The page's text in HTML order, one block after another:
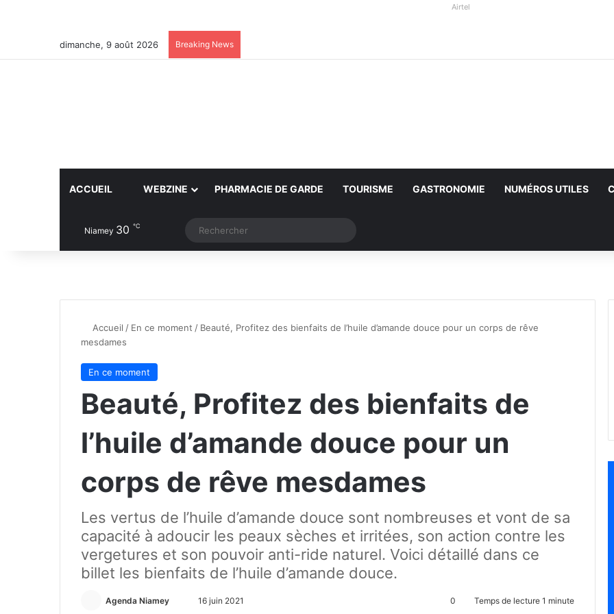
Airtel
dimanche, 9 août 2026 Breaking News
ACCUEIL WEBZINE PHARMACIE DE GARDE TOURISME GASTRONOMIE NUMÉROS UTILES
Niamey 30 ℃ Article Aléatoire
Switch skin
Accueil / En ce moment / Beauté, Profitez des bienfaits de l’huile d’amande douce pour un corps de rêve
mesdames
En ce moment
Beauté, Profitez des bienfaits de
l’huile d’amande douce pour un
corps de rêve mesdames
Les vertus de l’huile d’amande douce sont nombreuses et vont de sa
capacité à adoucir les peaux sèches et irritées, son action contre les
vergetures et son pouvoir anti-ride naturel. Voici détaillé dans ce
billet les bienfaits de l’huile d’amande douce.
Agenda Niamey 16 juin 2021 0 Temps de lecture 1 minute